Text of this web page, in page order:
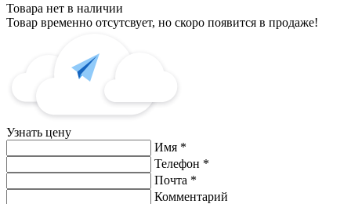
Товара нет в наличии
Товар временно отсутсвует, но скоро появится в продаже!
Узнать цену
Имя *
Телефон *
Почта *
Комментарий